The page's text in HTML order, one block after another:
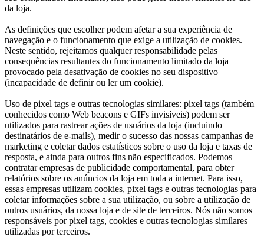
da loja.
As definições que escolher podem afetar a sua experiência de
navegação e o funcionamento que exige a utilização de cookies.
Neste sentido, rejeitamos qualquer responsabilidade pelas
consequências resultantes do funcionamento limitado da loja
provocado pela desativação de cookies no seu dispositivo
(incapacidade de definir ou ler um cookie).
Uso de pixel tags e outras tecnologias similares: pixel tags (também
conhecidos como Web beacons e GIFs invisíveis) podem ser
utilizados para rastrear ações de usuários da loja (incluindo
destinatários de e-mails), medir o sucesso das nossas campanhas de
marketing e coletar dados estatísticos sobre o uso da loja e taxas de
resposta, e ainda para outros fins não especificados. Podemos
contratar empresas de publicidade comportamental, para obter
relatórios sobre os anúncios da loja em toda a internet. Para isso,
essas empresas utilizam cookies, pixel tags e outras tecnologias para
coletar informações sobre a sua utilização, ou sobre a utilização de
outros usuários, da nossa loja e de site de terceiros. Nós não somos
responsáveis por pixel tags, cookies e outras tecnologias similares
utilizadas por terceiros.